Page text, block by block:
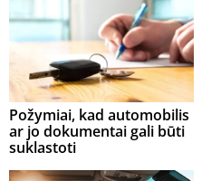
Požymiai, kad automobilis
ar jo dokumentai gali būti
suklastoti